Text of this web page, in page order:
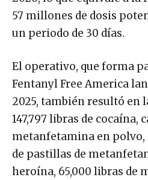
57 millones de dosis
un periodo de 30 días.
El operativo, que forma
Fentanyl Free America
2025, también resultó en
147,797 libras de cocaína,
metanfetamina en polvo,
de pastillas de
heroína, 65,000 libras de